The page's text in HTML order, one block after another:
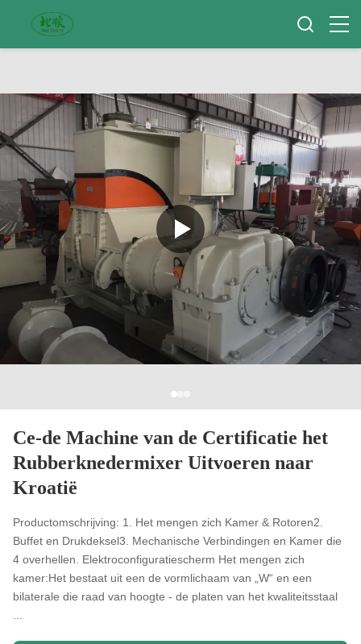
Ce-de Machine van de Certificatie het
Rubberknedermixer Uitvoeren naar
Kroatië
Productomschrijving: 1. Het mengen zich Kamer & Rotoren2.
Buffet en Drukdeksel3. Mechanische Verbindingen en Kamer die
4 overhellen. Elektroconfiguratiescherm Het mengen zich
kamer:Het bestaat uit een de vormlichaam van „W“ en een
bilaterale die raad van hoogte - de platen van het kwaliteitsstaal